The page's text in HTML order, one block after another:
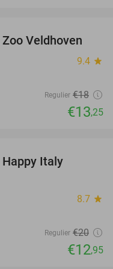
26%
Veldhoven
9.4 star
Regulier €18
€13,25
Italy
8.7 star
Regulier €20
€12,95